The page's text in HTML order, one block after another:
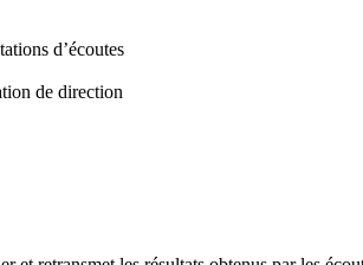
d’écoutes
de direction